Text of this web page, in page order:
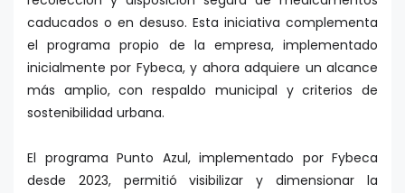
caducados o en desuso. Esta iniciativa complementa
el programa propio de la empresa, implementado
inicialmente por Fybeca, y ahora adquiere un alcance
más amplio, con respaldo municipal y criterios de
sostenibilidad urbana.
El programa Punto Azul, implementado por Fybeca
desde 2023, permitió visibilizar y dimensionar la